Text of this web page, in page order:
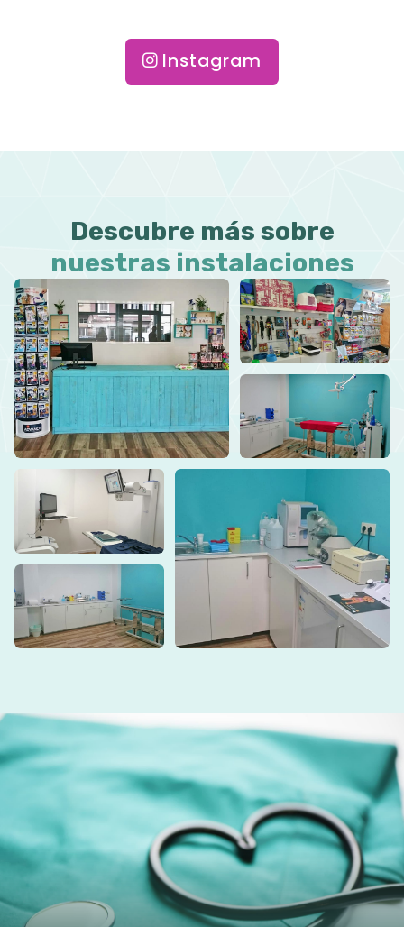
Instagram
Descubre más sobre
nuestras instalaciones